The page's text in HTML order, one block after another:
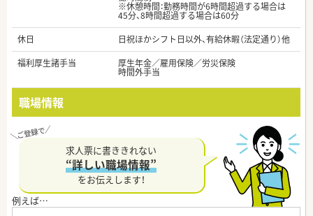
※休憩時間：勤務時間が6時間超過する場合は
45分、8時間超過する場合は60分
休日
日祝ほかシフト日以外、有給休暇（法定通り）他
福利厚生諸手当
厚生年金／雇用保険／労災保険
時間外手当
職場情報
求人票に書ききれない
“詳しい職場情報”
をお伝えします！